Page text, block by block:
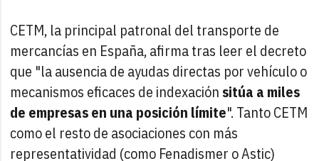
CETM, la principal patronal del transporte de
mercancías en España, afirma tras leer el decreto
que "la ausencia de ayudas directas por vehículo o
mecanismos eficaces de indexación sitúa a miles
de empresas en una posición límite". Tanto CETM
como el resto de asociaciones con más
representatividad (como Fenadismer o Astic)